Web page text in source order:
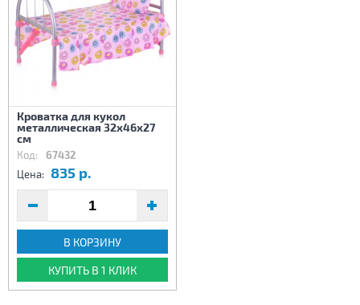
Кроватка для кукол
металлическая 32х46х27
см
Код: 67432
Цена: 835 р.
В КОРЗИНУ
КУПИТЬ В 1 КЛИК